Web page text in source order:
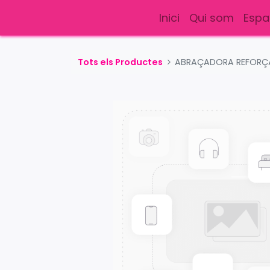
Inici Qui som
Tots els Productes ABRAÇADORA